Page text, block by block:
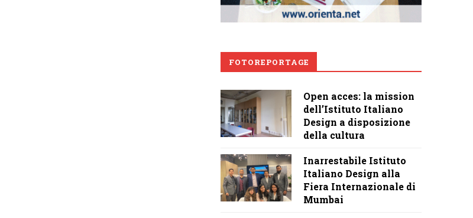
FOTOREPORTAGE
Open acces: la mission
dell’Istituto Italiano
Design a disposizione
della cultura
Inarrestabile Istituto
Italiano Design alla
Fiera Internazionale di
Mumbai